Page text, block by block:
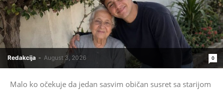
Redakcija - August 3, 2026 0
Malo ko očekuje da jedan sasvim običan susret sa starijom